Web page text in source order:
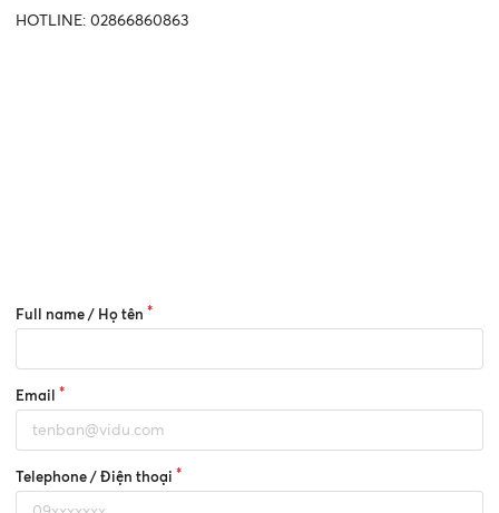
HOTLINE: 02866860863
Full name / Họ tên
Email
Telephone / Điện thoại